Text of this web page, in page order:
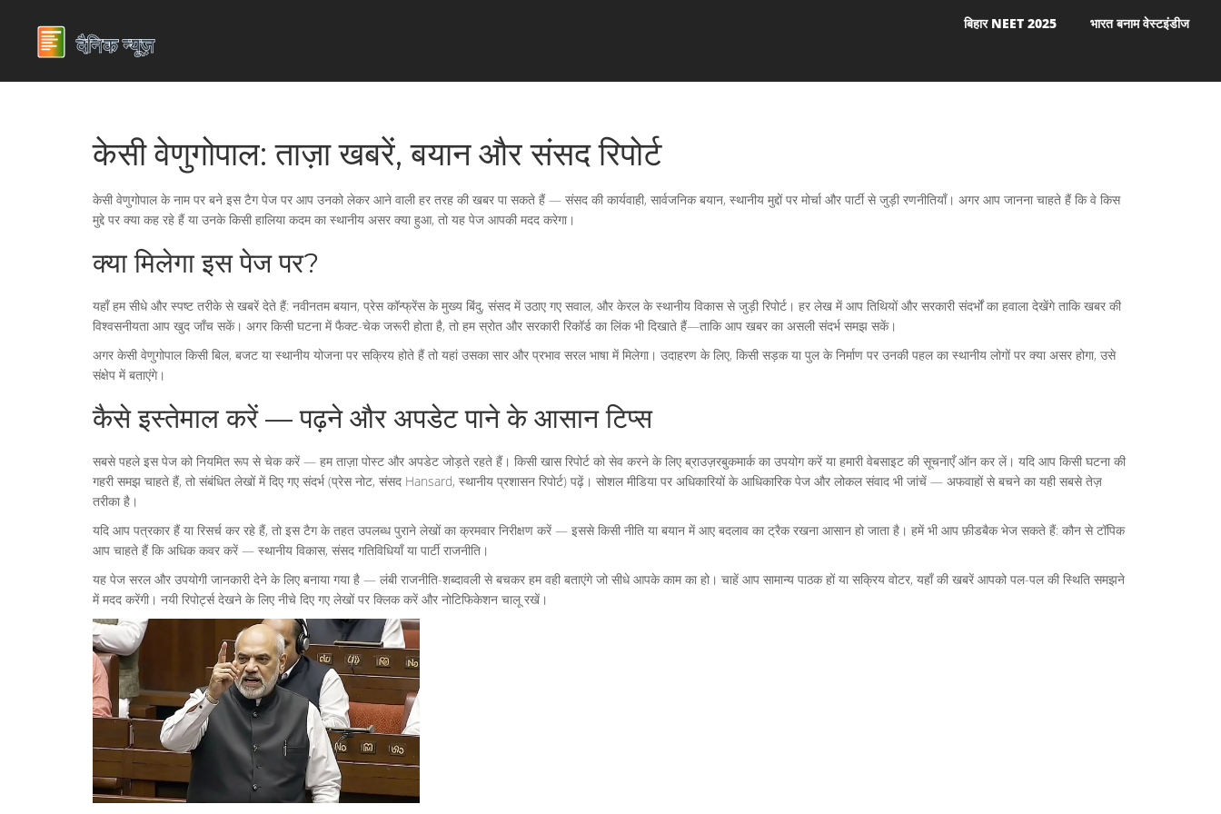
बिहार NEET 2025 भारत बनाम वेस्टइंडीज
केसी वेणुगोपाल: ताज़ा खबरें, बयान और संसद रिपोर्ट
केसी वेणुगोपाल के नाम पर बने इस टैग पेज पर आप उनको लेकर आने वाली हर तरह की खबर पा सकते हैं — संसद की कार्यवाही, सार्वजनिक बयान, स्थानीय मुद्दों पर मोर्चा और पार्टी से जुड़ी रणनीतियाँ। अगर आप जानना चाहते हैं कि वे किस
मुद्दे पर क्या कह रहे हैं या उनके किसी हालिया कदम का स्थानीय असर क्या हुआ, तो यह पेज आपकी मदद करेगा।
क्या मिलेगा इस पेज पर?
यहाँ हम सीधे और स्पष्ट तरीके से खबरें देते हैं: नवीनतम बयान, प्रेस कॉन्फ्रेंस के मुख्य बिंदु, संसद में उठाए गए सवाल, और केरल के स्थानीय विकास से जुड़ी रिपोर्ट। हर लेख में आप तिथियों और सरकारी संदर्भों का हवाला देखेंगे ताकि खबर की
विश्वसनीयता आप खुद जाँच सकें। अगर किसी घटना में फैक्ट-चेक जरूरी होता है, तो हम स्रोत और सरकारी रिकॉर्ड का लिंक भी दिखाते हैं—ताकि आप खबर का असली संदर्भ समझ सकें।
अगर केसी वेणुगोपाल किसी बिल, बजट या स्थानीय योजना पर सक्रिय होते हैं तो यहां उसका सार और प्रभाव सरल भाषा में मिलेगा। उदाहरण के लिए, किसी सड़क या पुल के निर्माण पर उनकी पहल का स्थानीय लोगों पर क्या असर होगा, उसे
संक्षेप में बताएंगे।
कैसे इस्तेमाल करें — पढ़ने और अपडेट पाने के आसान टिप्स
सबसे पहले इस पेज को नियमित रूप से चेक करें — हम ताज़ा पोस्ट और अपडेट जोड़ते रहते हैं। किसी खास रिपोर्ट को सेव करने के लिए ब्राउज़रबुकमार्क का उपयोग करें या हमारी वेबसाइट की सूचनाएँ ऑन कर लें। यदि आप किसी घटना की
गहरी समझ चाहते हैं, तो संबंधित लेखों में दिए गए संदर्भ (प्रेस नोट, संसद Hansard, स्थानीय प्रशासन रिपोर्ट) पढ़ें। सोशल मीडिया पर अधिकारियों के आधिकारिक पेज और लोकल संवाद भी जांचें — अफवाहों से बचने का यही सबसे तेज़
तरीका है।
यदि आप पत्रकार हैं या रिसर्च कर रहे हैं, तो इस टैग के तहत उपलब्ध पुराने लेखों का क्रमवार निरीक्षण करें — इससे किसी नीति या बयान में आए बदलाव का ट्रैक रखना आसान हो जाता है। हमें भी आप फ़ीडबैक भेज सकते हैं: कौन से टॉपिक
आप चाहते हैं कि अधिक कवर करें — स्थानीय विकास, संसद गतिविधियाँ या पार्टी राजनीति।
यह पेज सरल और उपयोगी जानकारी देने के लिए बनाया गया है — लंबी राजनीति-शब्दावली से बचकर हम वही बताएंगे जो सीधे आपके काम का हो। चाहें आप सामान्य पाठक हों या सक्रिय वोटर, यहाँ की खबरें आपको पल-पल की स्थिति समझने
में मदद करेंगी। नयी रिपोर्ट्स देखने के लिए नीचे दिए गए लेखों पर क्लिक करें और नोटिफिकेशन चालू रखें।